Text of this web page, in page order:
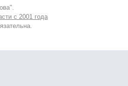
с 2001 года